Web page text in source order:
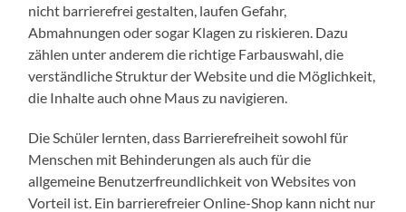
nicht barrierefrei gestalten, laufen Gefahr,
Abmahnungen oder sogar Klagen zu riskieren. Dazu
zählen unter anderem die richtige Farbauswahl, die
verständliche Struktur der Website und die Möglichkeit,
die Inhalte auch ohne Maus zu navigieren.
Die Schüler lernten, dass Barrierefreiheit sowohl für
Menschen mit Behinderungen als auch für die
allgemeine Benutzerfreundlichkeit von Websites von
Vorteil ist. Ein barrierefreier Online-Shop kann nicht nur